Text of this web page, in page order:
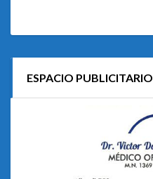
ESPACIO PUBLICITARIO